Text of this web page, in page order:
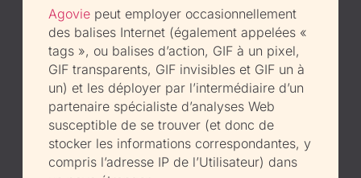
Agovie peut employer occasionnellement
des balises Internet (également appelées «
tags », ou balises d’action, GIF à un pixel,
GIF transparents, GIF invisibles et GIF un à
un) et les déployer par l’intermédiaire d’un
partenaire spécialiste d’analyses Web
susceptible de se trouver (et donc de
stocker les informations correspondantes, y
compris l’adresse IP de l’Utilisateur) dans